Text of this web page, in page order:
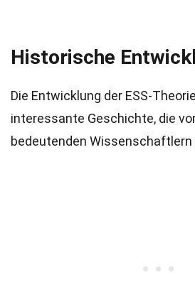
Historische
Die Entwicklung der ESS-
interessante Geschichte, die
bedeutenden Wissenschaftlern